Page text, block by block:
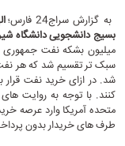
به گزارش سراج24 فارس؛
بسیج دانشجویی دانشگاه
میلیون بشکه نفت
شد. در ازای خرید نفت
کنند. با توجه به روایت
متحده آمریکا وارد عرصه
طرف های خریدار بدون